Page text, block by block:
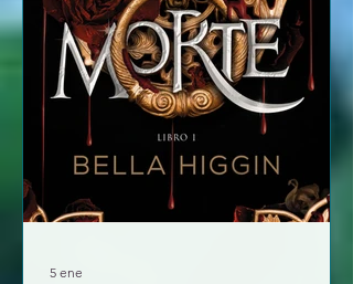
5 ene